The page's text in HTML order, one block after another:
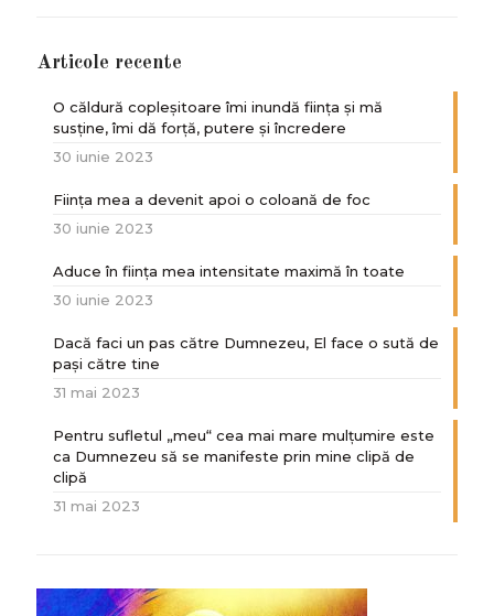
Articole recente
O căldură copleșitoare îmi inundă ființa și mă
susține, îmi dă forță, putere și încredere
30 iunie 2023
Ființa mea a devenit apoi o coloană de foc
30 iunie 2023
Aduce în ființa mea intensitate maximă în toate
30 iunie 2023
Dacă faci un pas către Dumnezeu, El face o sută de
paşi către tine
31 mai 2023
Pentru sufletul „meu“ cea mai mare mulțumire este
ca Dumnezeu să se manifeste prin mine clipă de
clipă
31 mai 2023